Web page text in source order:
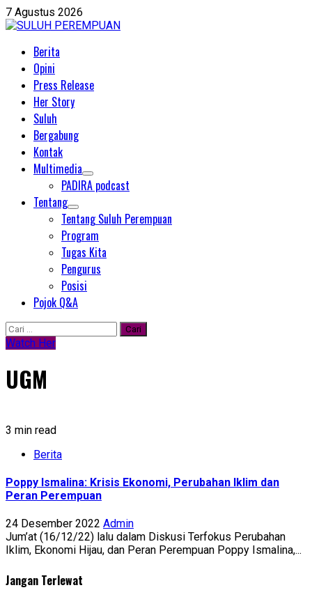
7 Agustus 2026
Berita
Opini
Press Release
Her Story
Suluh
Bergabung
Kontak
Multimedia
PADIRA podcast
Tentang
Tentang Suluh Perempuan
Program
Tugas Kita
Pengurus
Posisi
Pojok Q&A
Watch Her
UGM
3 min read
Berita
Poppy Ismalina: Krisis Ekonomi, Perubahan Iklim dan
Peran Perempuan
24 Desember 2022 Admin
Jum’at (16/12/22) lalu dalam Diskusi Terfokus Perubahan
Iklim, Ekonomi Hijau, dan Peran Perempuan Poppy Ismalina,...
Jangan Terlewat